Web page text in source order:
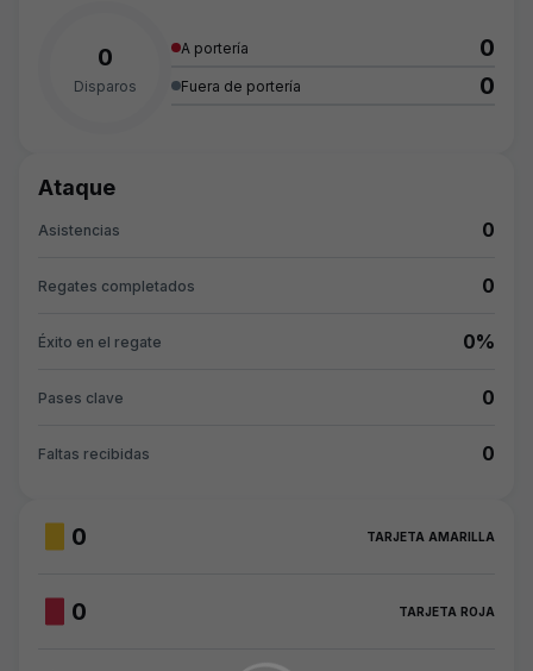
0
Disparos
A portería 0
Fuera de portería 0
Ataque
Asistencias 0
Regates completados 0
Éxito en el regate 0%
Pases clave 0
Faltas recibidas 0
0 TARJETA AMARILLA
0 TARJETA ROJA